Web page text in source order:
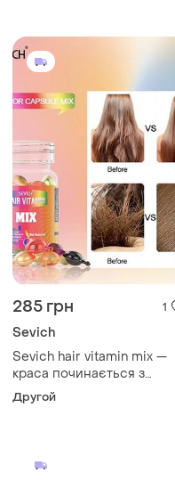
285 грн 1
Sevich
Sevich hair vitamin mix —
краса починається з
капсули!
Другой